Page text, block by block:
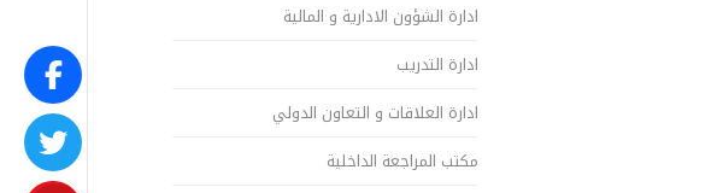
ادارة الشؤون الادارية و المالية
ادارة التدريب
ادارة العلاقات و التعاون الدولي
مكتب المراجعة الداخلية